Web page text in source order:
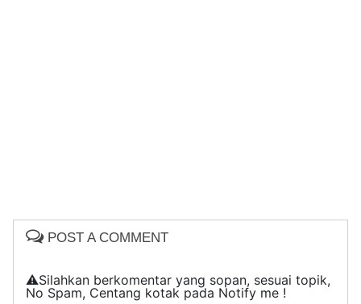
POST A COMMENT
⚠️Silahkan berkomentar yang sopan, sesuai topik,
No Spam, Centang kotak pada Notify me !